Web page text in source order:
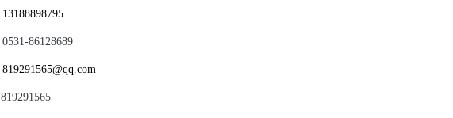
13188898795
0531-86128689
819291565@qq.com
819291565